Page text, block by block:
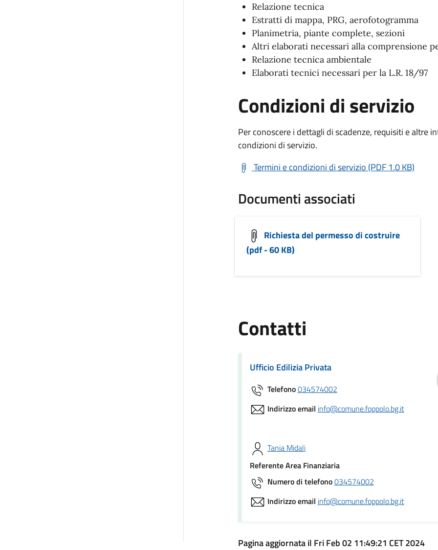
Relazione tecnica
Estratti di mappa, PRG, aerofotogramma
Planimetria, piante complete, sezioni
Altri elaborati necessari alla comprensione
Relazione tecnica ambientale
Elaborati tecnici necessari per la L.R. 18/97
Condizioni di servizio
Per conoscere i dettagli di scadenze, requisiti e altre
condizioni di servizio.
Termini e condizioni di servizio (PDF 1.0 KB)
Documenti associati
Richiesta del permesso di costruire
(pdf - 60 KB)
Contatti
Ufficio Edilizia Privata
Telefono034574002
Indirizzo email info@comune.foppolo.bg.it
Tania Midali
Referente Area Finanziaria
Numero di telefono034574002
Indirizzo email info@comune.foppolo.bg.it
Pagina aggiornata il Fri Feb 02 11:49:21 CET 2024